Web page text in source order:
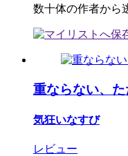
数十体の作者から
重ならない、た
気狂いなすび
レビュー